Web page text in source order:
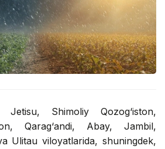
Jetisu, Shimoliy Qozog‘iston,
Qarag‘andi, Abay, Jambil,
Ulitau viloyatlarida, shuningdek,